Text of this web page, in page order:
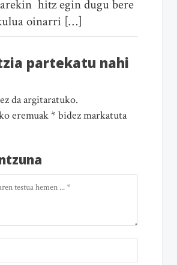
hitz egin dugu bere
oinarri […]
partekatu nahi
da argitaratuko.
eremuak * bidez markatuta